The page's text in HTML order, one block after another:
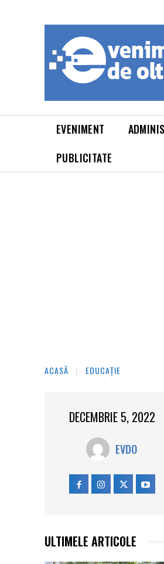
EVENIMENT
PUBLICITATE
ACASĂ EDUCAȚIE
DECEMBRIE 5, 2022
EVDO
ULTIMELE ARTICOLE